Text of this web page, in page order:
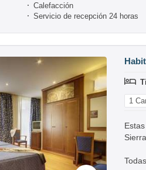
Calefacción
Servicio de recepción 24 horas
1